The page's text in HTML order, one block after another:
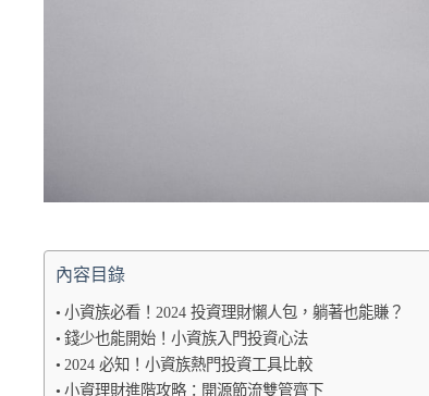
內容目錄
小資族必看！2024 投資理財懶人包，躺著也能賺？
錢少也能開始！小資族入門投資心法
2024 必知！小資族熱門投資工具比較
小資理財進階攻略：開源節流雙管齊下